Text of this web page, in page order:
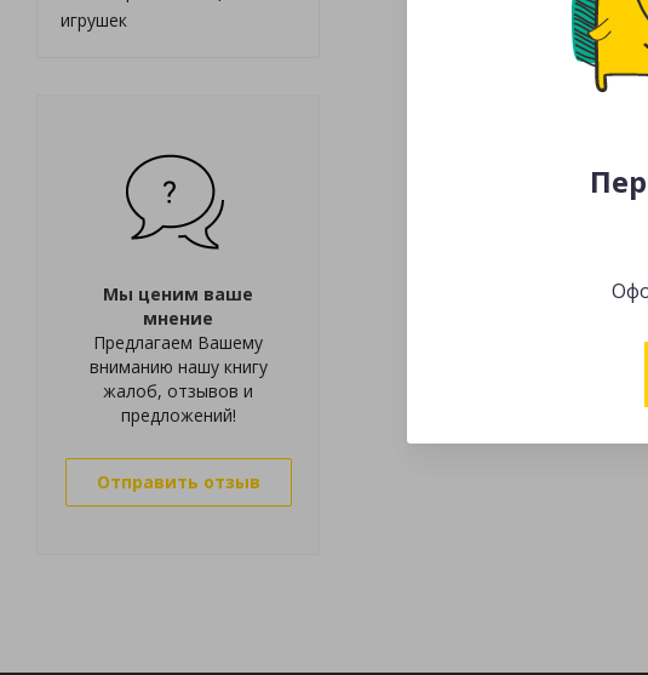
игрушек
Мы ценим ваше
мнение
Предлагаем Вашему
вниманию нашу книгу
жалоб, отзывов и
предложений!
Отправить отзыв